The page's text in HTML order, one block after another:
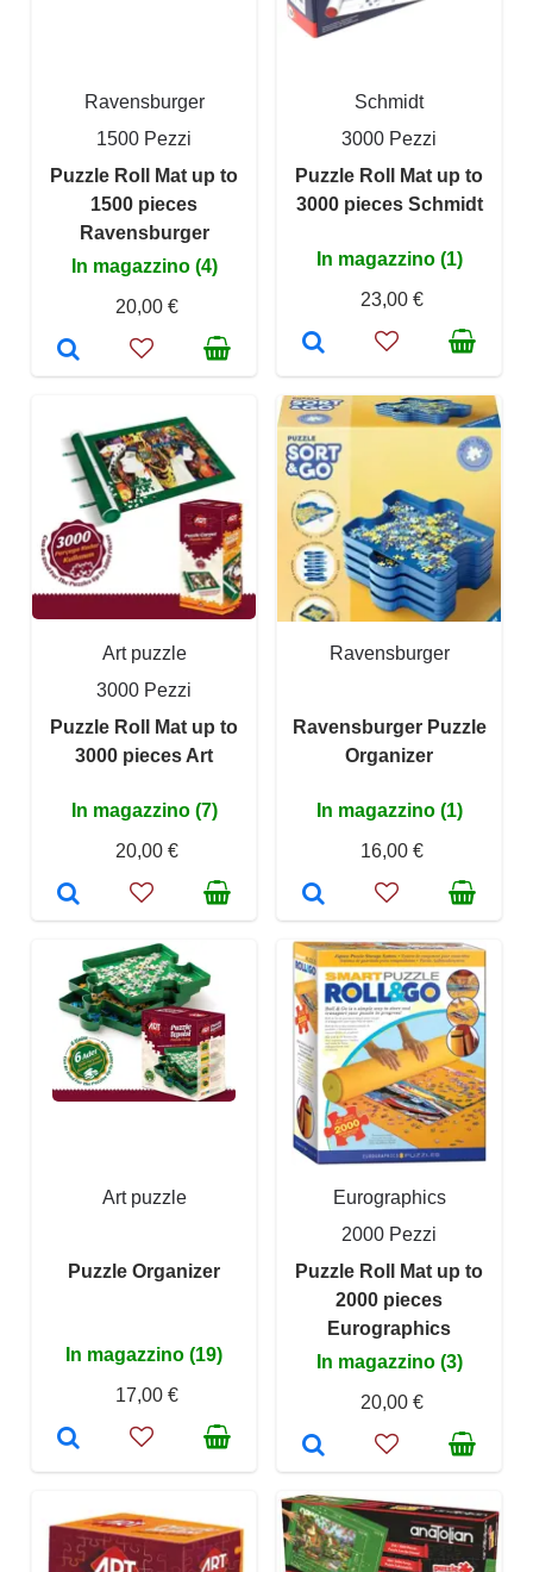
Ravensburger
1500 Pezzi
Puzzle Roll Mat up to
1500 pieces
Ravensburger
In magazzino (4)
20,00 €
Schmidt
3000 Pezzi
Puzzle Roll Mat up to
3000 pieces Schmidt
In magazzino (1)
23,00 €
Art puzzle
3000 Pezzi
Puzzle Roll Mat up to
3000 pieces Art
In magazzino (7)
20,00 €
Ravensburger
Ravensburger Puzzle
Organizer
In magazzino (1)
16,00 €
Art puzzle
Puzzle Organizer
In magazzino (19)
17,00 €
Eurographics
2000 Pezzi
Puzzle Roll Mat up to
2000 pieces
Eurographics
In magazzino (3)
20,00 €